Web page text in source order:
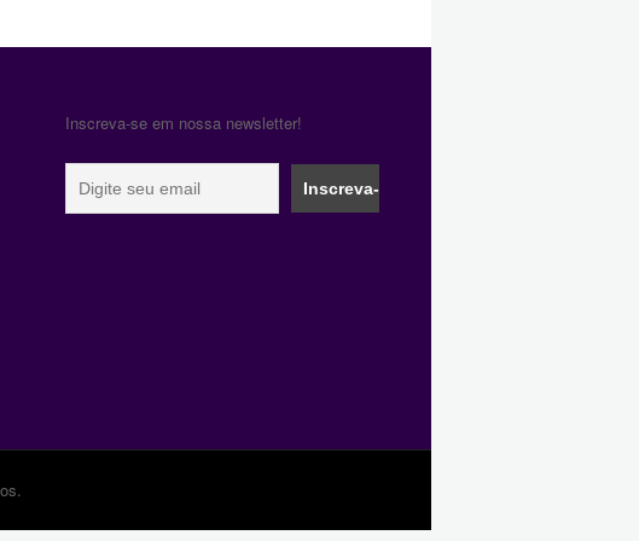
Inscreva-se em nossa newsletter!